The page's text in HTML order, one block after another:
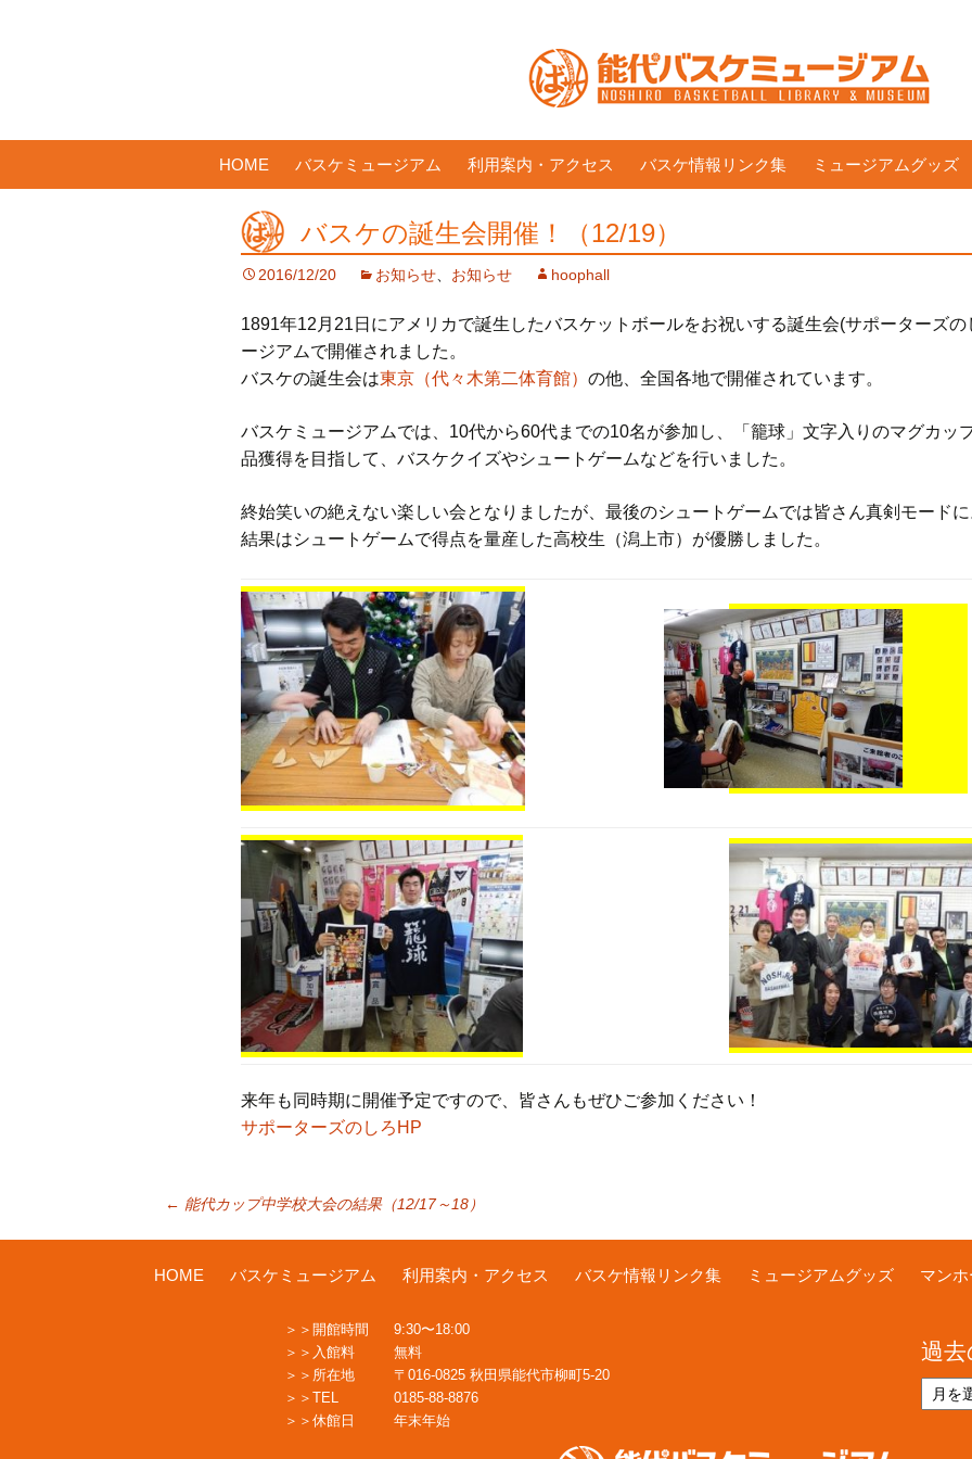
HOME バスケミュージアム 利用案内・アクセス バスケ情報リンク集 ミュージアムグッズ
バスケの誕生会開催！（12/19）
2016/12/20 お知らせ お知らせ hoophall
1891年12月21日にアメリカで誕生したバスケットボールをお祝いする誕生会(サポーターズ
ージアムで開催されました。
バスケの誕生会は東京（代々木第二体育館） の他、全国各地で開催されています。
バスケミュージアムでは、10代から60代までの10名が参加し、「籠球」文字入りのマグカッ
品獲得を目指して、バスケクイズやシュートゲームなどを行いました。
終始笑いの絶えない楽しい会となりましたが、最後のシュートゲームでは皆さん真剣モード
結果はシュートゲームで得点を量産した高校生（潟上市）が優勝しました。
来年も同時期に開催予定ですので、皆さんもぜひご参加ください！
サポーターズのしろHP
← 能代カップ中学校大会の結果（12/17～18）
HOME バスケミュージアム 利用案内・アクセス バスケ情報リンク集 ミュージアムグッズ マン
開館時間
9:30〜18:00
入館料
無料
所在地
〒016-0825 秋田県能代市柳町5-20
TEL
0185-88-8876
休館日
年末年始
過
過
去